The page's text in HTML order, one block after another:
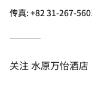
传真:+82 31-267-
关注 水原万怡酒店